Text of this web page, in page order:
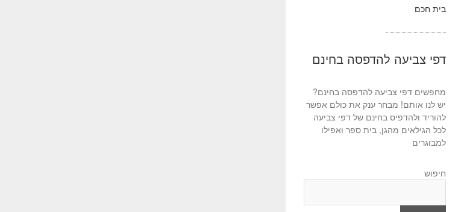
בית חכם
דפי צביעה להדפסה בחינם
מחפשים דפי צביעה להדפסה בחינם?
יש לנו אותם! מבחר ענק את כולם אפשר
להוריד ולהדפיס בחינם של דפי צביעה
לכל הגילאים מהגן, בית ספר ואפילו
למבוגרים
חיפוש